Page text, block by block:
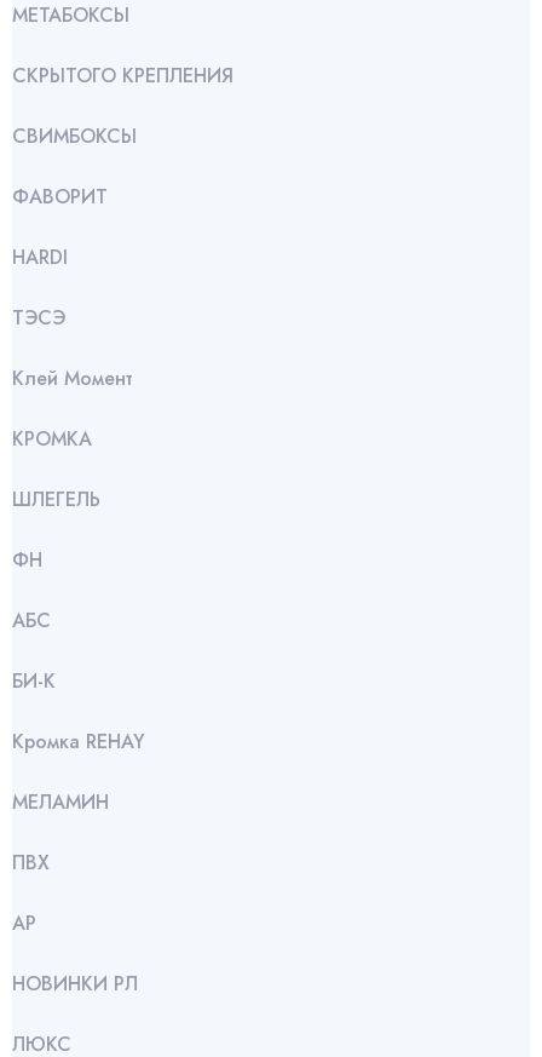
МЕТАБОКСЫ
СКРЫТОГО КРЕПЛЕНИЯ
СВИМБОКСЫ
ФАВОРИТ
HARDI
ТЭСЭ
Клей Момент
КРОМКА
ШЛЕГЕЛЬ
ФН
АБС
БИ-К
Кромка REHAY
МЕЛАМИН
ПВХ
АР
НОВИНКИ РЛ
ЛЮКС